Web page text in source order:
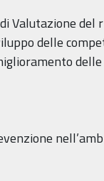
Valutazione del
delle